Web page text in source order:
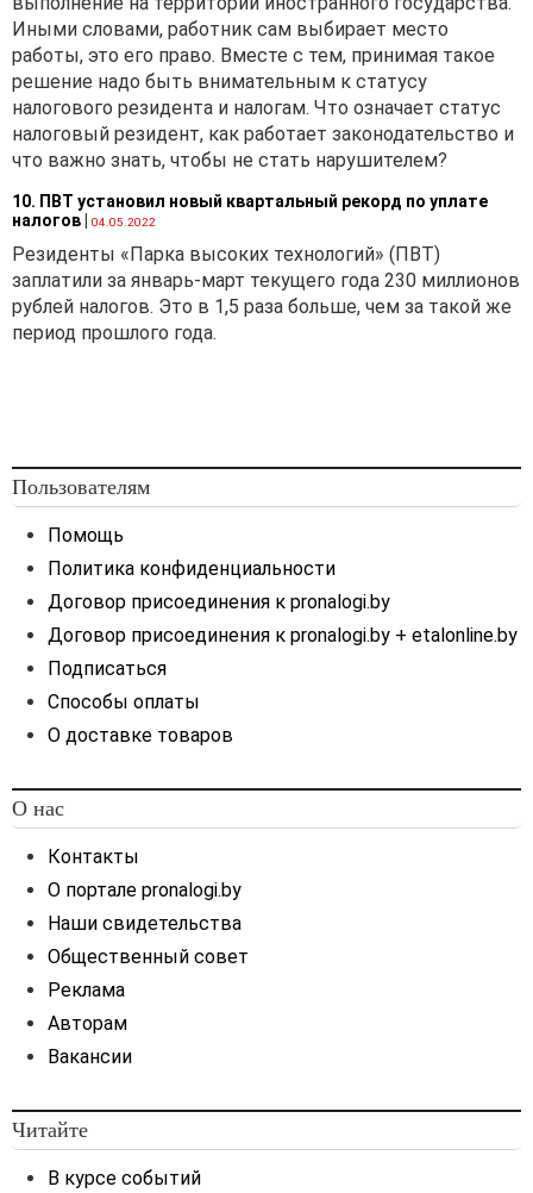
Иными словами, работник сам выбирает место
работы, это его право. Вместе с тем, принимая такое
решение надо быть внимательным к статусу
налогового резидента и налогам. Что означает статус
налоговый резидент, как работает законодательство и
что важно знать, чтобы не стать нарушителем?
10. ПВТ установил новый квартальный рекорд по уплате
налогов
04.05.2022
Резиденты «Парка высоких технологий» (ПВТ)
заплатили за январь-март текущего года 230 миллионов
рублей налогов. Это в 1,5 раза больше, чем за такой же
период прошлого года.
Пользователям
Помощь
Политика конфиденциальности
Договор присоединения к pronalogi.by
Договор присоединения к pronalogi.by + etalonline.by
Подписаться
Способы оплаты
О доставке товаров
О нас
Контакты
О портале pronalogi.by
Наши свидетельства
Общественный совет
Реклама
Авторам
Вакансии
Читайте
В курсе событий